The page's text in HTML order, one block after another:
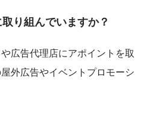
り組んでいますか？
広告代理店にアポイントを取
外広告やイベントプロモーシ